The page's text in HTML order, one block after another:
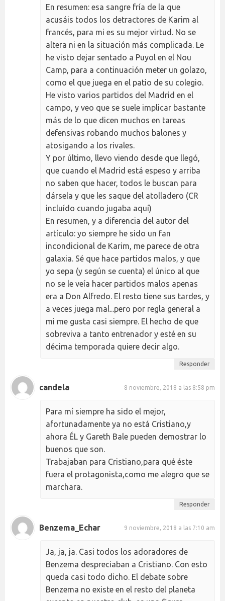
En resumen: esa sangre fría de la que
acusáis todos los detractores de Karim al
francés, para mi es su mejor virtud. No se
altera ni en la situación más complicada. Le
he visto dejar sentado a Puyol en el Nou
Camp, para a continuación meter un golazo,
como el que juega en el patio de su colegio.
He visto varios partidos del Madrid en el
campo, y veo que se suele implicar bastante
más de lo que dicen muchos en tareas
defensivas robando muchos balones y
atosigando a los rivales.
Y por último, llevo viendo desde que llegó,
que cuando el Madrid está espeso y arriba
no saben que hacer, todos le buscan para
dársela y que les saque del atolladero (CR
incluído cuando jugaba aquí)
En resumen, y a diferencia del autor del
artículo: yo siempre he sido un fan
incondicional de Karim, me parece de otra
galaxia. Sé que hace partidos malos, y que
yo sepa (y según se cuenta) el único al que
no se le veía hacer partidos malos apenas
era a Don Alfredo. El resto tiene sus tardes, y
a veces juega mal...pero por regla general a
mi me gusta casi siempre. El hecho de que
sobreviva a tanto entrenador y esté en su
décima temporada quiere decir algo.
Responder
candela 8 noviembre, 2018 a las 8:58 pm
Para mí siempre ha sido el mejor,
afortunadamente ya no está Cristiano,y
ahora ÉL y Gareth Bale pueden demostrar lo
buenos que son.
Trabajaban para Cristiano,para qué éste
fuera el protagonista,como me alegro que se
marchara.
Responder
Benzema_Echar 9 noviembre, 2018 a las 7:10 am
Ja, ja, ja. Casi todos los adoradores de
Benzema despreciaban a Cristiano. Con esto
queda casi todo dicho. El debate sobre
Benzema no existe en el resto del planeta